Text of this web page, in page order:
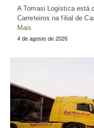
A Tomasi Logística está
Carreteiros na filial de
Mais
4 de agosto de 2026